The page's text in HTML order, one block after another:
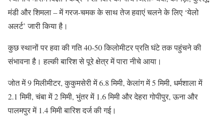
मंडी और शिमला – में गरज-चमक के साथ तेज हवाएं चलने के लिए ‘येलो
अलर्ट’ जारी किया है।
कुछ स्थानों पर हवा की गति 40-50 किलोमीटर प्रति घंटे तक पहुंचने की
संभावना है। हल्की बारिश से पूरे क्षेत्र में पारा नीचे आया।
जोत में 9 मिलीमीटर, कुकुमसेरी में 6.8 मिमी, केलांग में 5 मिमी, धर्मशाला में
2.1 मिमी, चंबा में 2 मिमी, भुंतर में 1.6 मिमी और देहरा गोपीपुर, ऊना और
पालमपुर में 1.4 मिमी बारिश दर्ज की गई।